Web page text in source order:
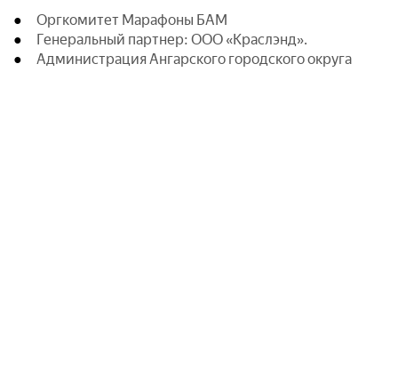
Оргкомитет Марафоны БАМ
Генеральный партнер: ООО «Краслэнд».
Администрация Ангарского городского округа